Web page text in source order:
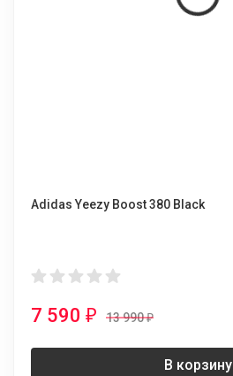
Adidas Yeezy Boost 380 Black
7 590 ₽ 13 990₽
В корзину